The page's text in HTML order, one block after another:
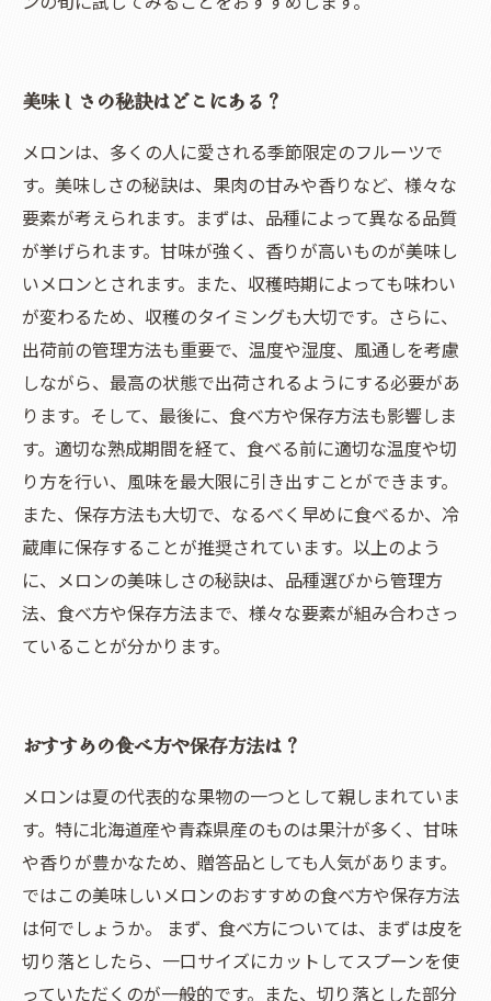
美味しさの秘訣はどこにある？
メロンは、多くの人に愛される季節限定のフルーツで
す。美味しさの秘訣は、果肉の甘みや香りなど、様々な
要素が考えられます。まずは、品種によって異なる品質
が挙げられます。甘味が強く、香りが高いものが美味し
いメロンとされます。また、収穫時期によっても味わい
が変わるため、収穫のタイミングも大切です。さらに、
出荷前の管理方法も重要で、温度や湿度、風通しを考慮
しながら、最高の状態で出荷されるようにする必要があ
ります。そして、最後に、食べ方や保存方法も影響しま
す。適切な熟成期間を経て、食べる前に適切な温度や切
り方を行い、風味を最大限に引き出すことができます。
また、保存方法も大切で、なるべく早めに食べるか、冷
蔵庫に保存することが推奨されています。以上のよう
に、メロンの美味しさの秘訣は、品種選びから管理方
法、食べ方や保存方法まで、様々な要素が組み合わさっ
ていることが分かります。
おすすめの食べ方や保存方法は？
メロンは夏の代表的な果物の一つとして親しまれていま
す。特に北海道産や青森県産のものは果汁が多く、甘味
や香りが豊かなため、贈答品としても人気があります。
ではこの美味しいメロンのおすすめの食べ方や保存方法
は何でしょうか。 まず、食べ方については、まずは皮を
切り落としたら、一口サイズにカットしてスプーンを使
っていただくのが一般的です。また、切り落とした部分